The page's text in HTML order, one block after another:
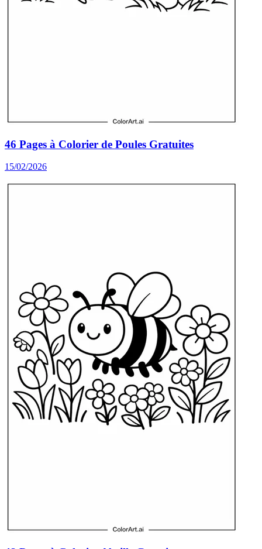
46 Pages à Colorier de Poules Gratuites
15/02/2026